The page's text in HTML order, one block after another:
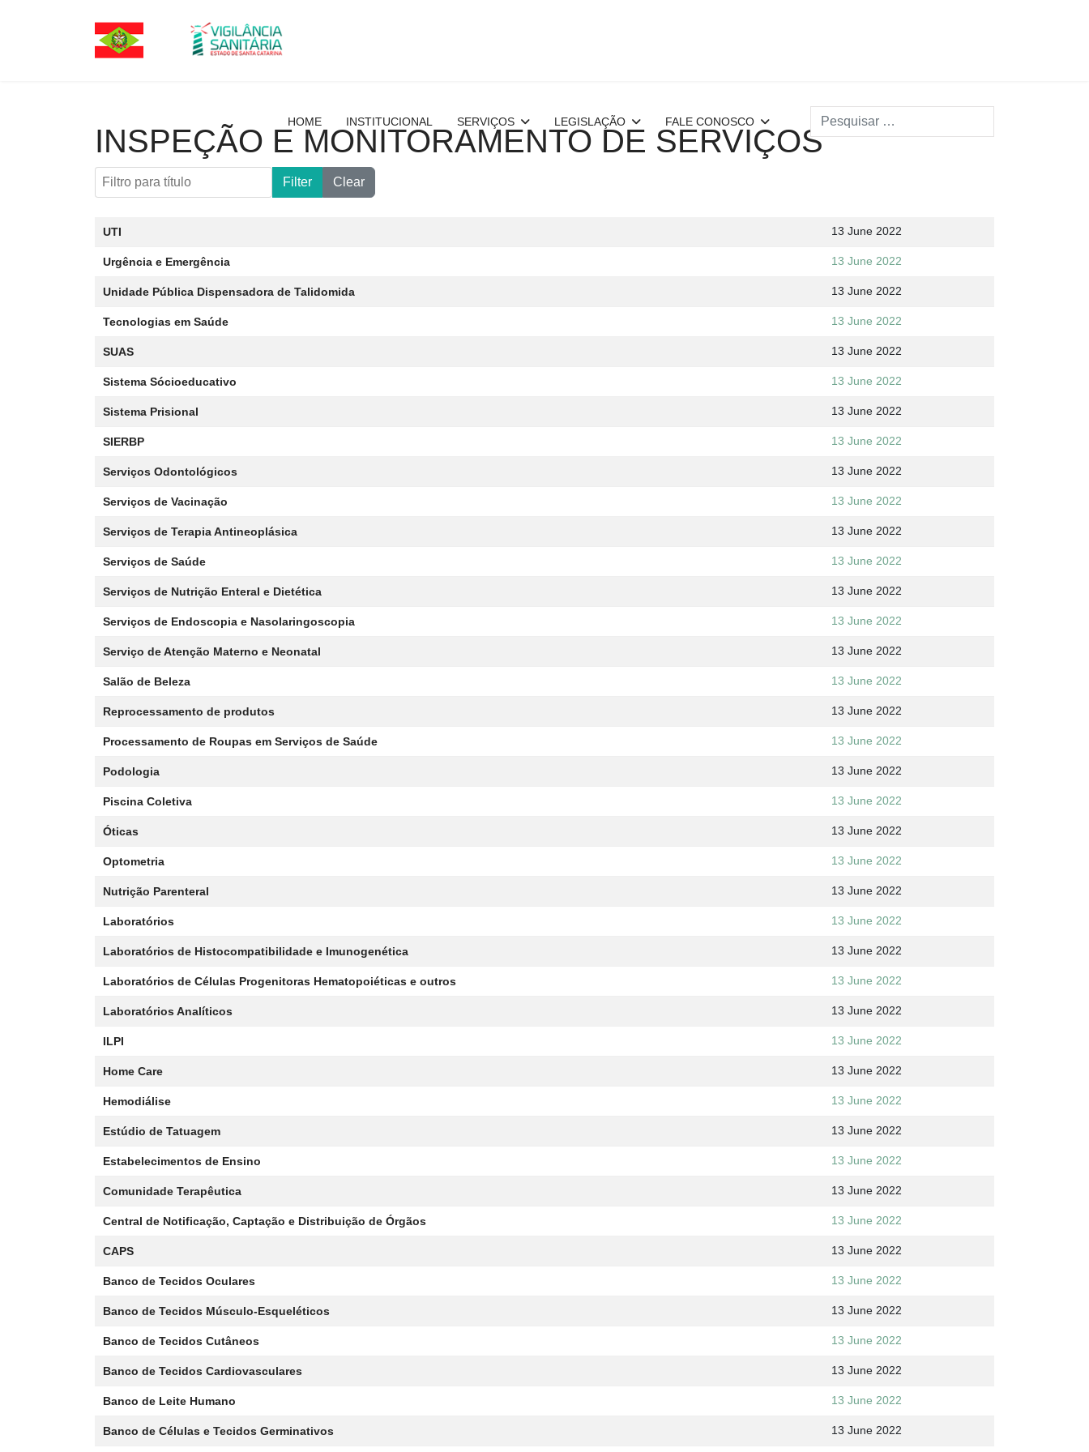
HOME INSTITUCIONAL SERVIÇOS LEGISLAÇÃO FALE CONOSCO
Search
INSPEÇÃO E MONITORAMENTO DE SERVIÇOS
Filtro para título
Filter Clear
Title
UTI 13 June 2022
Urgência e Emergência 13 June 2022
Unidade Pública Dispensadora de Talidomida 13 June 2022
Tecnologias em Saúde 13 June 2022
SUAS 13 June 2022
Sistema Sócioeducativo 13 June 2022
Sistema Prisional 13 June 2022
SIERBP 13 June 2022
Serviços Odontológicos 13 June 2022
Serviços de Vacinação 13 June 2022
Serviços de Terapia Antineoplásica 13 June 2022
Serviços de Saúde 13 June 2022
Serviços de Nutrição Enteral e Dietética 13 June 2022
Serviços de Endoscopia e Nasolaringoscopia 13 June 2022
Serviço de Atenção Materno e Neonatal 13 June 2022
Salão de Beleza 13 June 2022
Reprocessamento de produtos 13 June 2022
Processamento de Roupas em Serviços de Saúde 13 June 2022
Podologia 13 June 2022
Piscina Coletiva 13 June 2022
Óticas 13 June 2022
Optometria 13 June 2022
Nutrição Parenteral 13 June 2022
Laboratórios 13 June 2022
Laboratórios de Histocompatibilidade e Imunogenética 13 June 2022
Laboratórios de Células Progenitoras Hematopoiéticas e outros 13 June 2022
Laboratórios Analíticos 13 June 2022
ILPI 13 June 2022
Home Care 13 June 2022
Hemodiálise 13 June 2022
Estúdio de Tatuagem 13 June 2022
Estabelecimentos de Ensino 13 June 2022
Comunidade Terapêutica 13 June 2022
Central de Notificação, Captação e Distribuição de Órgãos 13 June 2022
CAPS 13 June 2022
Banco de Tecidos Oculares 13 June 2022
Banco de Tecidos Músculo-Esqueléticos 13 June 2022
Banco de Tecidos Cutâneos 13 June 2022
Banco de Tecidos Cardiovasculares 13 June 2022
Banco de Leite Humano 13 June 2022
Banco de Células e Tecidos Germinativos 13 June 2022